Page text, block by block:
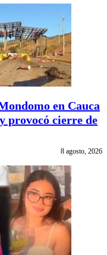
en Cauca
provocó cierre de
8 agosto, 2026